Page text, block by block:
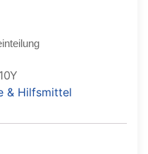
& Hilfsmittel